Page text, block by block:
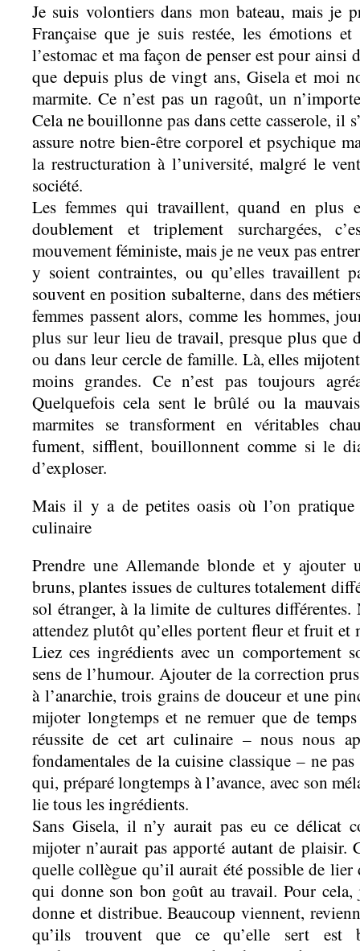
Je suis volontiers dans mon bateau, mais je
Française que je suis restée, les émotions et
l’estomac et ma façon de penser est pour
que depuis plus de vingt ans, Gisela et moi
marmite. Ce n’est pas un ragoût, un
Cela ne bouillonne pas dans cette casserole, il
assure notre bien-être corporel et psychique
la restructuration à l’université, malgré le
société.
Les femmes qui travaillent, quand en plus
doublement et triplement surchargées,
mouvement féministe, mais je ne veux pas
y soient contraintes, ou qu’elles travaillent
souvent en position subalterne, dans des
femmes passent alors, comme les hommes,
plus sur leur lieu de travail, presque plus que
ou dans leur cercle de famille. Là, elles
moins grandes. Ce n’est pas toujours
Quelquefois cela sent le brûlé ou la
marmites se transforment en véritables
fument, sifflent, bouillonnent comme si le
d’exploser.
Mais il y a de petites oasis où l’on pratique
culinaire
Prendre une Allemande blonde et y ajouter
bruns, plantes issues de cultures totalement
sol étranger, à la limite de cultures
attendez plutôt qu’elles portent fleur et fruit et
Liez ces ingrédients avec un comportement
sens de l’humour. Ajouter de la correction
à l’anarchie, trois grains de douceur et une
mijoter longtemps et ne remuer que de
réussite de cet art culinaire – nous nous
fondamentales de la cuisine classique – ne
qui, préparé longtemps à l’avance, avec son
lie tous les ingrédients.
Sans Gisela, il n’y aurait pas eu ce délicat
mijoter n’aurait pas apporté autant de plaisir.
quelle collègue qu’il aurait été possible de
qui donne son bon goût au travail. Pour
donne et distribue. Beaucoup viennent,
qu’ils trouvent que ce qu’elle sert est